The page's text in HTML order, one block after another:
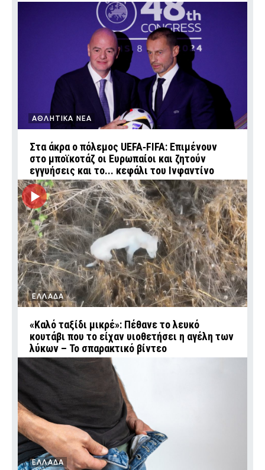
ΑΘΛΗΤΙΚΑ ΝΕΑ
Στα άκρα ο πόλεμος UEFA‑FIFA: Επιμένουν
στο μποϊκοτάζ οι Ευρωπαίοι και ζητούν
εγγυήσεις και το... κεφάλι του Ινφαντίνο
ΕΛΛΑΔΑ
«Καλό ταξίδι μικρέ»: Πέθανε το λευκό
κουτάβι που το είχαν υιοθετήσει η αγέλη των
λύκων – Το σπαρακτικό βίντεο
ΕΛΛΑΔΑ